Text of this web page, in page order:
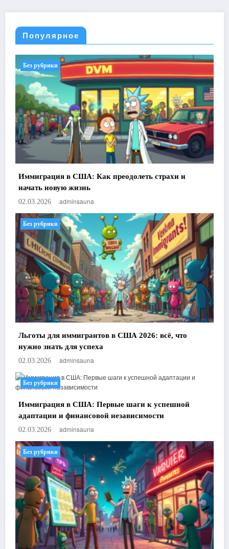
Популярное
Без рубрики
Иммиграция в США: Как преодолеть страхи и
начать новую жизнь
02.03.2026 adminsauna
Без рубрики
Льготы для иммигрантов в США 2026: всё, что
нужно знать для успеха
02.03.2026 adminsauna
Без рубрики
Иммиграция в США: Первые шаги к успешной
адаптации и финансовой независимости
02.03.2026 adminsauna
Без рубрики